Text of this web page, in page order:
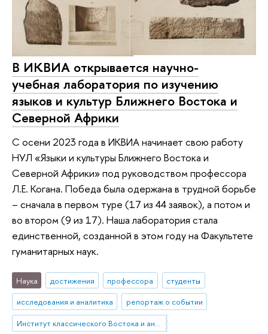
В ИКВИА открывается научно-
учебная лаборатория по изучению
языков и культур Ближнего Востока и
Северной Африки
С осени 2023 года в ИКВИА начинает свою работу
НУЛ «Языки и культуры Ближнего Востока и
Северной Африки» под руководством профессора
Л.Е. Когана. Победа была одержана в трудной борьбе
– сначала в первом туре (17 из 44 заявок), а потом и
во втором (9 из 17). Наша лаборатория стала
единственной, созданной в этом году на Факультете
гуманитарных наук.
Наука достижения профессора
студенты
исследования и аналитика
репортаж о событии
Институт классического Востока и античности